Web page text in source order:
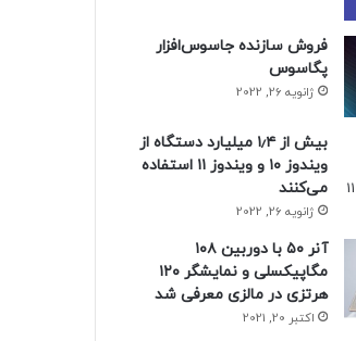
فروش سازنده جاسوس‌افزار
پگاسوس
ژانویه 26, 2022
بیش از ۱٫۴ میلیارد دستگاه از
ویندوز ۱۰ و ویندوز ۱۱ استفاده
می‌کنند
ژانویه 26, 2022
آنر ۵۰ با دوربین ۱۰۸
مگاپیکسلی و نمایشگر ۱۲۰
هرتزی در مالزی معرفی شد
اکتبر 20, 2021